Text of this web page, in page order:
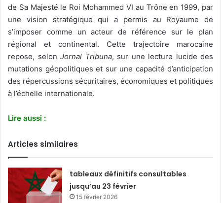
de Sa Majesté le Roi Mohammed VI au Trône en 1999, par
une vision stratégique qui a permis au Royaume de
s’imposer comme un acteur de référence sur le plan
régional et continental. Cette trajectoire marocaine
repose, selon Jornal Tribuna, sur une lecture lucide des
mutations géopolitiques et sur une capacité d’anticipation
des répercussions sécuritaires, économiques et politiques
à l’échelle internationale.
Lire aussi :
Articles similaires
tableaux définitifs consultables
jusqu’au 23 février
15 février 2026